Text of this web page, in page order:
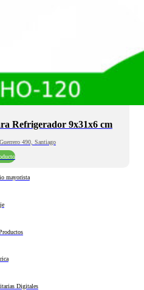
Refrigerador 9x31x6 cm
490, Santiago
mayorista
Digitales